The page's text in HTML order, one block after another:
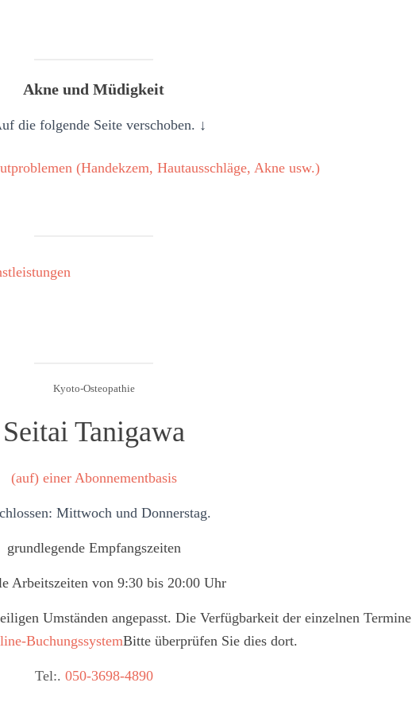
Akne und Müdigkeit
die folgende Seite verschoben. ↓
(Handekzem, Hautausschläge, Akne usw.)
Kyoto-Osteopathie
Seitai Tanigawa
(auf) einer Abonnementbasis
Mittwoch und Donnerstag.
grundlegende Empfangszeiten
Arbeitszeiten von 9:30 bis 20:00 Uhr
Umständen angepasst. Die Verfügbarkeit der einzelnen Termine
BuchungssystemBitte überprüfen Sie dies dort.
Tel:. 050-3698-4890